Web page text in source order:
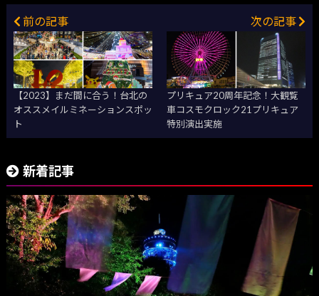
前の記事
【2023】まだ間に合う！台北の
オススメイルミネーションスポッ
ト
次の記事
プリキュア20周年記念！大観覧
車コスモクロック21プリキュア
特別演出実施
新着記事